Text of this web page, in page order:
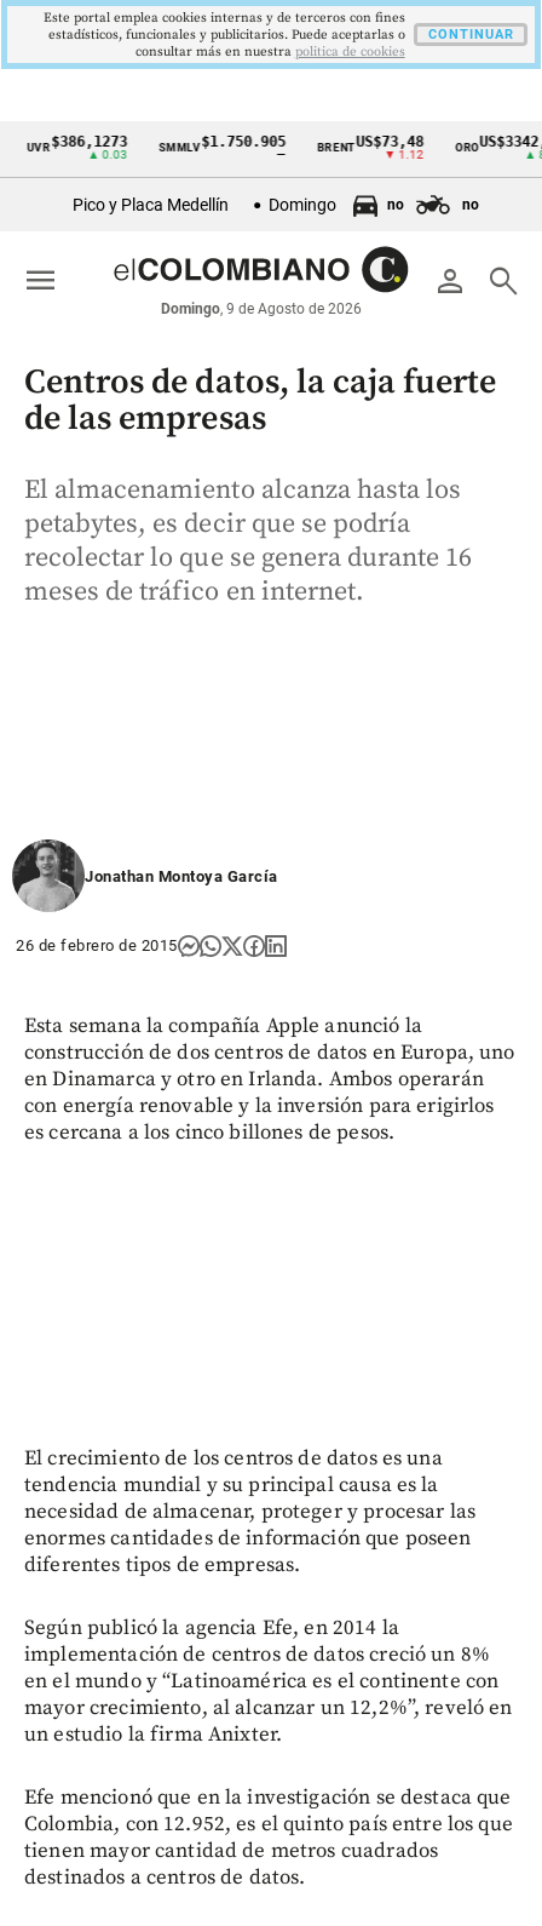
Cintillo
económicos
Colombia
$386,1273
▲ 0.03
SMMLV$1.750.905 BRENT US$73,48
▼ 1.12
ORO US$3342,60
Pico y Placa Medellín Domingo no no
person search
Domingo, 9 de Agosto de 2026
menu
Centros de datos, la caja fuerte
de las empresas
El almacenamiento alcanza hasta los
petabytes, es decir que se podría
recolectar lo que se genera durante 16
meses de tráfico en internet.
Jonathan Montoya García
26 de febrero de 2015
Esta semana la compañía Apple anunció la
construcción de dos centros de datos en Europa, uno
en Dinamarca y otro en Irlanda. Ambos operarán
con energía renovable y la inversión para erigirlos
es cercana a los cinco billones de pesos.
El crecimiento de los centros de datos es una
tendencia mundial y su principal causa es la
necesidad de almacenar, proteger y procesar las
enormes cantidades de información que poseen
diferentes tipos de empresas.
Según publicó la agencia Efe, en 2014 la
implementación de centros de datos creció un 8%
en el mundo y “Latinoamérica es el continente con
mayor crecimiento, al alcanzar un 12,2%”, reveló en
un estudio la firma Anixter.
Efe mencionó que en la investigación se destaca que
Colombia, con 12.952, es el quinto país entre los que
tienen mayor cantidad de metros cuadrados
destinados a centros de datos.
Este portal emplea cookies internas y de terceros con fines
estadísticos, funcionales y publicitarios. Puede aceptarlas o
consultar más en nuestra politica de cookies
CONTINUAR